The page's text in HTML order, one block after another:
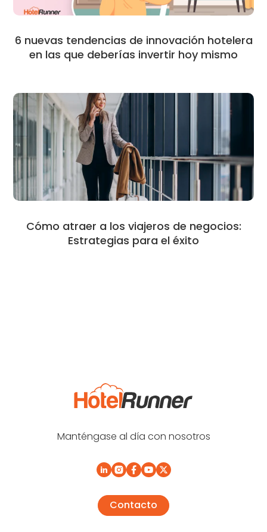
6 nuevas tendencias de innovación hotelera
en las que deberías invertir hoy mismo
Cómo atraer a los viajeros de negocios:
Estrategias para el éxito
Manténgase al día con nosotros
Contacto